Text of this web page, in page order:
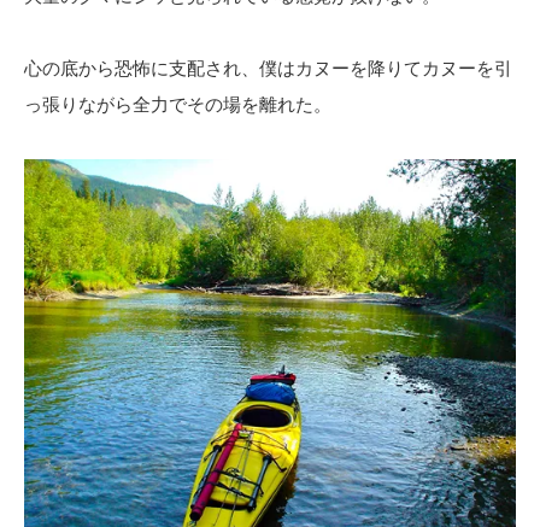
心の底から恐怖に支配され、僕はカヌーを降りてカヌーを引
っ張りながら全力でその場を離れた。